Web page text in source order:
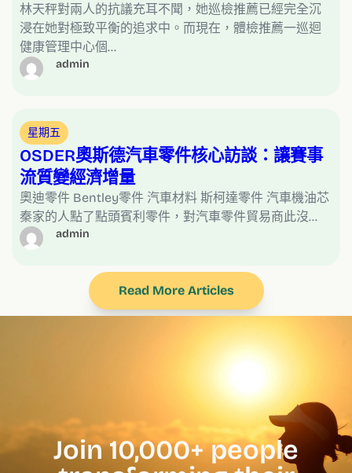
林天秤對兩人的抗議充耳不聞，她巡檢推薦已經完全沉
浸在她對極致平衡的追求中。而現在，體檢推薦一巡迴
健康管理中心個…
admin
星期五
OSDER奧斯德汽車零件核心訪談：讓賽事
流質變經濟增量
奧迪零件 Bentley零件 汽車材料 斯柯達零件 汽車機油芯
秦家的人點了點頭賓利零件，對汽車零件貿易商此沒…
admin
Read More Articles
Join 10,000+ people